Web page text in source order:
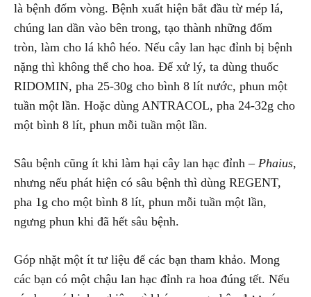
là bệnh đốm vòng. Bệnh xuất hiện bắt đầu từ mép lá,
chúng lan dần vào bên trong, tạo thành những đốm
tròn, làm cho lá khô héo. Nếu cây lan hạc đỉnh bị bệnh
nặng thì không thể cho hoa. Để xử lý, ta dùng thuốc
RIDOMIN, pha 25-30g cho bình 8 lít nước, phun một
tuần một lần. Hoặc dùng ANTRACOL, pha 24-32g cho
một bình 8 lít, phun mỗi tuần một lần.
Sâu bệnh cũng ít khi làm hại cây lan hạc đỉnh – Phaius,
nhưng nếu phát hiện có sâu bệnh thì dùng REGENT,
pha 1g cho một bình 8 lít, phun mỗi tuần một lần,
ngưng phun khi đã hết sâu bệnh.
Góp nhặt một ít tư liệu để các bạn tham khảo. Mong
các bạn có một chậu lan hạc đỉnh ra hoa đúng tết. Nếu